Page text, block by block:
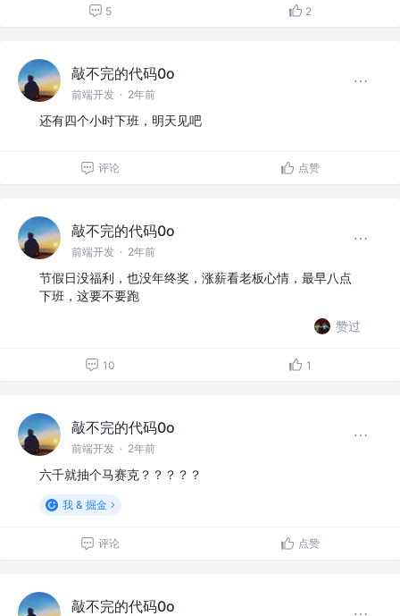
5 2
敲不完的代码0o
前端开发 · 2年前
还有四个小时下班，明天见吧
评论 点赞
敲不完的代码0o
前端开发 · 2年前
节假日没福利，也没年终奖，涨薪看老板心情，最早八点
下班，这要不要跑
赞过
10 1
敲不完的代码0o
前端开发 · 2年前
六千就抽个马赛克？？？？？
我 & 掘金
评论 点赞
敲不完的代码0o